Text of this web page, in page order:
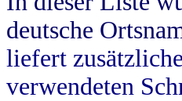
deutsche
liefert
verwendeten